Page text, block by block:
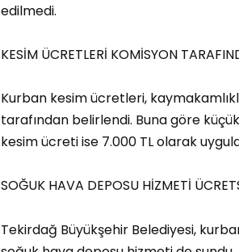
edilmedi.
KESİM ÜCRETLERİ KOMİSYON
Kurban kesim ücretleri,
tarafından belirlendi. Buna göre
kesim ücreti ise 7.000 TL olarak
SOĞUK HAVA DEPOSU HİZMETİ
Tekirdağ Büyükşehir Belediyesi,